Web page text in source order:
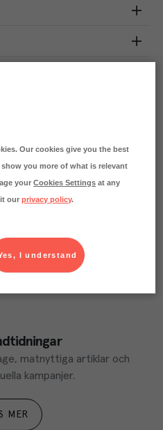
klimatavtryck
matnyttiga artiklar och
kampanjer.
MER
Our cookies give you the best
you more of what is relevant
yourCookies Settings at any
ourprivacy policy.
I understand